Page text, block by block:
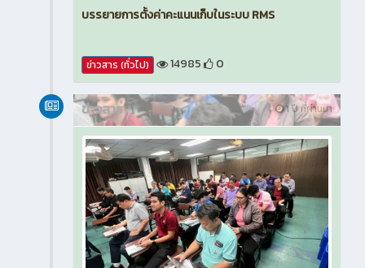
บรรยายการตั้งค่าคะแนนเก็บในระบบ RMS
ข่าวสาร (ทั่วไป) 14985 0
1 ปี ที่ผ่านมา
ข่าวสาร